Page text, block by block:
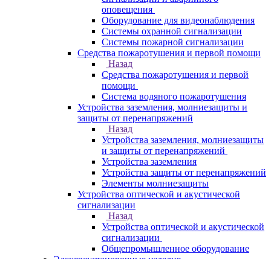
оповещения
Оборудование для видеонаблюдения
Системы охранной сигнализации
Системы пожарной сигнализации
Средства пожаротушения и первой помощи
Назад
Средства пожаротушения и первой
помощи
Система водяного пожаротушения
Устройства заземления, молниезащиты и
защиты от перенапряжений
Назад
Устройства заземления, молниезащиты
и защиты от перенапряжений
Устройства заземления
Устройства защиты от перенапряжений
Элементы молниезащиты
Устройства оптической и акустической
сигнализации
Назад
Устройства оптической и акустической
сигнализации
Общепромышленное оборудование